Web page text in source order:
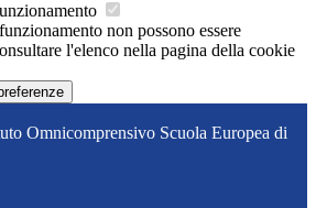
non possono essere
l'elenco nella pagina della cookie
Omnicomprensivo Scuola Europea di